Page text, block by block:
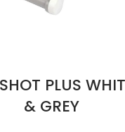
PLUS
& GREY